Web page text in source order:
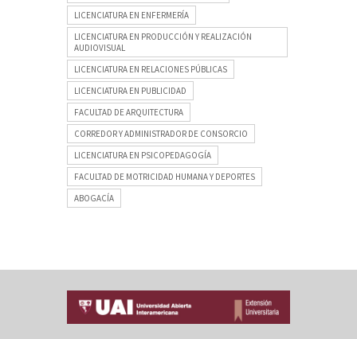
LICENCIATURA EN ENFERMERÍA
LICENCIATURA EN PRODUCCIÓN Y REALIZACIÓN
AUDIOVISUAL
LICENCIATURA EN RELACIONES PÚBLICAS
LICENCIATURA EN PUBLICIDAD
FACULTAD DE ARQUITECTURA
CORREDOR Y ADMINISTRADOR DE CONSORCIO
LICENCIATURA EN PSICOPEDAGOGÍA
FACULTAD DE MOTRICIDAD HUMANA Y DEPORTES
ABOGACÍA